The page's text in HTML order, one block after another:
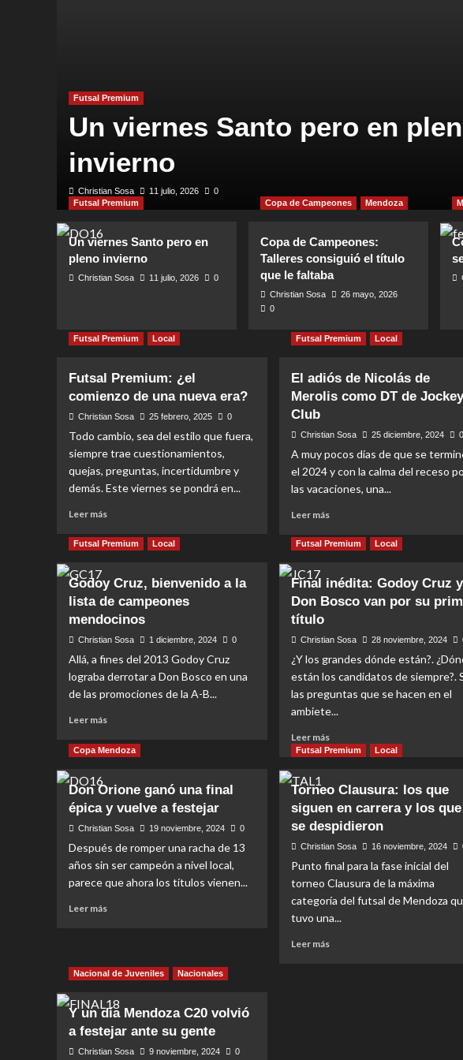
Futsal Premium
Un viernes Santo pero en
invierno
Christian Sosa 11 julio, 2026 0
Futsal Premium
Un viernes Santo pero en
pleno invierno
Christian Sosa 11 julio, 2026 0
Copa de Campeones Mendoza
Copa de Campeones:
Talleres consiguió el título
que le faltaba
Christian Sosa
26 mayo, 2026
0
Futsal Premium Local
Futsal Premium: ¿el
comienzo de una nueva era?
Christian Sosa 25 febrero, 2025 0
Todo cambio, sea del estilo que fuera,
siempre trae cuestionamientos,
quejas, preguntas, incertidumbre y
demás. Este viernes se pondrá en...
Leer más
about
¿el
comienzo
de
nueva
era?
Futsal Premium Local
El adiós de Nicolás de
Merolis como DT de
Club
Christian Sosa 25 diciembre, 2024 0
A muy pocos días de que se
el 2024 y con la calma del receso
las vacaciones, una...
Leer más
about
de
Nicolás
DT
de
Jockey
Club
Futsal Premium Local
Godoy Cruz, bienvenido a la
lista de campeones
mendocinos
Christian Sosa 1 diciembre, 2024 0
Allá, a fines del 2013 Godoy Cruz
lograba derrotar a Don Bosco en una
de las promociones de la A-B...
Leer más
about
bienvenido
a
de
campeones
mendocinos
Futsal Premium Local
Final inédita: Godoy Cruz y
Don Bosco van por su
título
Christian Sosa 28 noviembre, 2024
¿Y los grandes dónde están?.
están los candidatos de siempre?.
las preguntas que se hacen en el
ambiete...
Leer más
more
inédita:
Godoy
Cruz
Bosco
van
por
su
título
Copa Mendoza
Don Orione ganó una final
épica y vuelve a festejar
Christian Sosa 19 noviembre, 2024 0
Después de romper una racha de 13
años sin ser campeón a nivel local,
parece que ahora los títulos vienen...
Leer más
Orione
ganó
final
épica
y
vuelve
Futsal Premium Local
Torneo Clausura: los que
siguen en carrera y los que
se despidieron
Christian Sosa 16 noviembre, 2024
Punto final para la fase inicial del
torneo Clausura de la máxima
categoría del futsal de Mendoza
tuvo una...
Leer más
Nacional de Juveniles Nacionales
Y un día Mendoza C20 volvió
a festejar ante su gente
Christian Sosa 9 noviembre, 2024 0